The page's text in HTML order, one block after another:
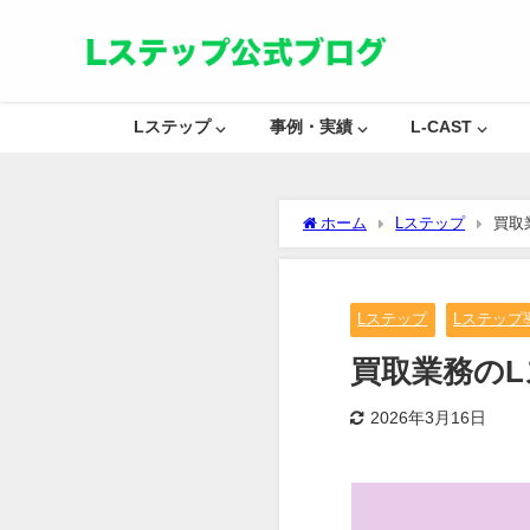
Lステップ ⌵ 事例・実績 ⌵ L-CAST ⌵
ホーム Lステップ 買取
Lステップ Lステッ
買取業務の
2026年3月16日